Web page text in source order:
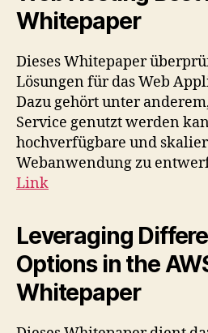
Whitepaper
Dieses Whitepaper
Lösungen für das Web
Dazu gehört unter
Service genutzt werden
hochverfügbare und
Webanwendung zu
Link
Leveraging
Options in the
Whitepaper